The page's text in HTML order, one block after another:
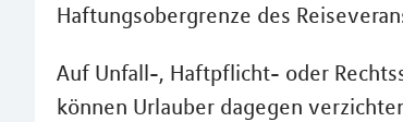
Haftungsobergrenze des
Auf Unfall-, Haftpflicht- oder
können Urlauber dagegen